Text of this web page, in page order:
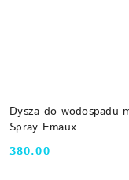
Dysza do wodospadu
Spray Emaux
Cena:
380.00